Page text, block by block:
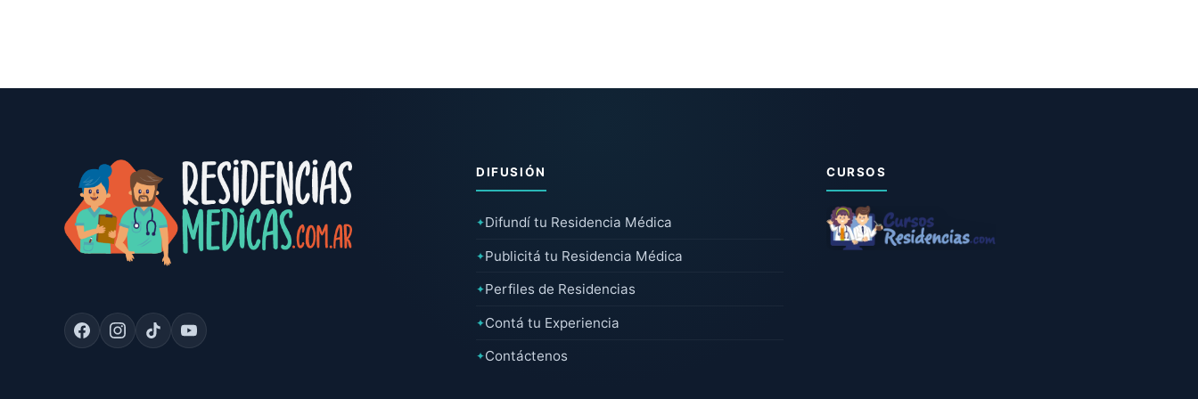
DIFUSIÓN
✦Difundí tu Residencia Médica
✦Publicitá tu Residencia Médica
✦Perfiles de Residencias
✦Contá tu Experiencia
✦Contáctenos
CURSOS